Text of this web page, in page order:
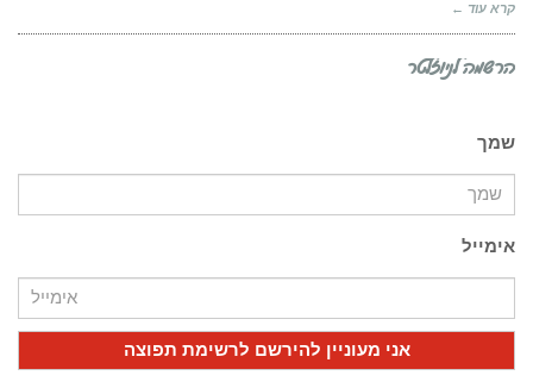
קרא עוד ←
הרשמה לניוזלטר
שמך
אימייל